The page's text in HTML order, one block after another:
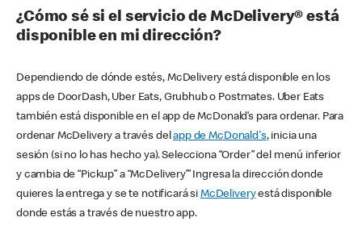
¿Cómo sé si el servicio de McDelivery® está
disponible en mi dirección?
Dependiendo de dónde estés, McDelivery está disponible en los
apps de DoorDash, Uber Eats, Grubhub o Postmates. Uber Eats
también está disponible en el app de McDonald’s para ordenar. Para
ordenar McDelivery a través delapp de McDonald's, inicia una
sesión (si no lo has hecho ya). Selecciona “Order” del menú inferior
y cambia de “Pickup” a “McDelivery’” Ingresa la dirección donde
quieres la entrega y se te notificará si McDeliveryestá disponible
donde estás a través de nuestro app.